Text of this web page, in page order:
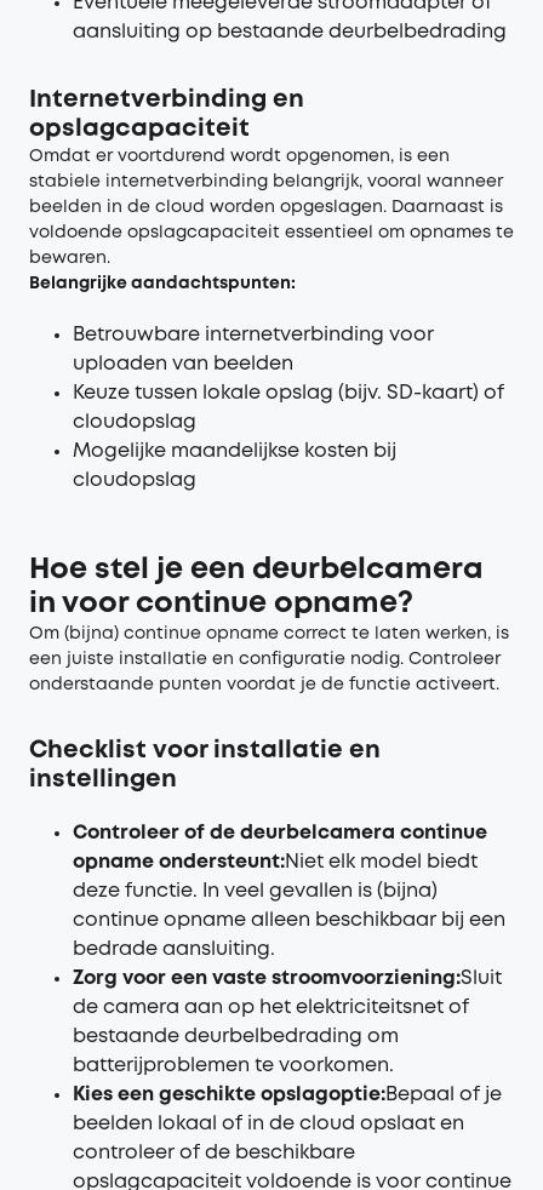
aansluiting op bestaande deurbelbedrading
Internetverbinding en
opslagcapaciteit
Omdat er voortdurend wordt opgenomen, is een
stabiele internetverbinding belangrijk, vooral wanneer
beelden in de cloud worden opgeslagen. Daarnaast is
voldoende opslagcapaciteit essentieel om opnames te
bewaren.
Belangrijke aandachtspunten:
Betrouwbare internetverbinding voor
uploaden van beelden
Keuze tussen lokale opslag (bijv. SD-kaart) of
cloudopslag
Mogelijke maandelijkse kosten bij
cloudopslag
Hoe stel je een deurbelcamera
in voor continue opname?
Om (bijna) continue opname correct te laten werken, is
een juiste installatie en configuratie nodig. Controleer
onderstaande punten voordat je de functie activeert.
Checklist voor installatie en
instellingen
Controleer of de deurbelcamera continue
opname ondersteunt: Niet elk model biedt
deze functie. In veel gevallen is (bijna)
continue opname alleen beschikbaar bij een
bedrade aansluiting.
Zorg voor een vaste stroomvoorziening:Sluit
de camera aan op het elektriciteitsnet of
bestaande deurbelbedrading om
batterijproblemen te voorkomen.
Kies een geschikte opslagoptie: Bepaal of je
beelden lokaal of in de cloud opslaat en
controleer of de beschikbare
opslagcapaciteit voldoende is voor continue